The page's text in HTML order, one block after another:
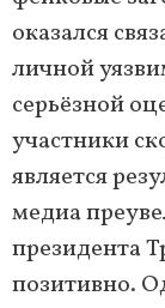
оказался
личной
серьёзной
участники
является
медиа
президента
позитивно.